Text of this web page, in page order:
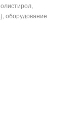
оборудование